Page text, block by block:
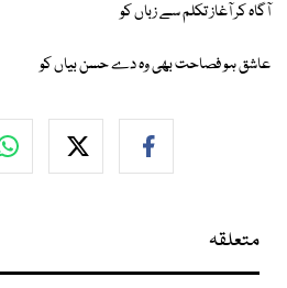
آگاہ کر آغاز تکلم سے زباں کو
عاشق ہو فصاحت بھی وہ دے حسن بیاں کو
متعلقہ